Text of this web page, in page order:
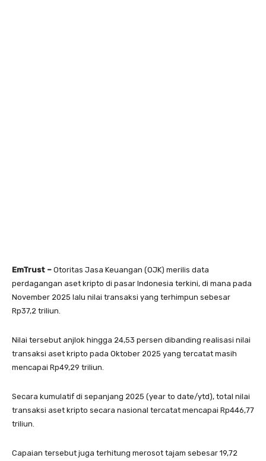
EmTrust – Otoritas Jasa Keuangan (OJK) merilis data
perdagangan aset kripto di pasar Indonesia terkini, di mana pada
November 2025 lalu nilai transaksi yang terhimpun sebesar
Rp37,2 triliun.
Nilai tersebut anjlok hingga 24,53 persen dibanding realisasi nilai
transaksi aset kripto pada Oktober 2025 yang tercatat masih
mencapai Rp49,29 triliun.
Secara kumulatif di sepanjang 2025 (year to date/ytd), total nilai
transaksi aset kripto secara nasional tercatat mencapai Rp446,77
triliun.
Capaian tersebut juga terhitung merosot tajam sebesar 19,72